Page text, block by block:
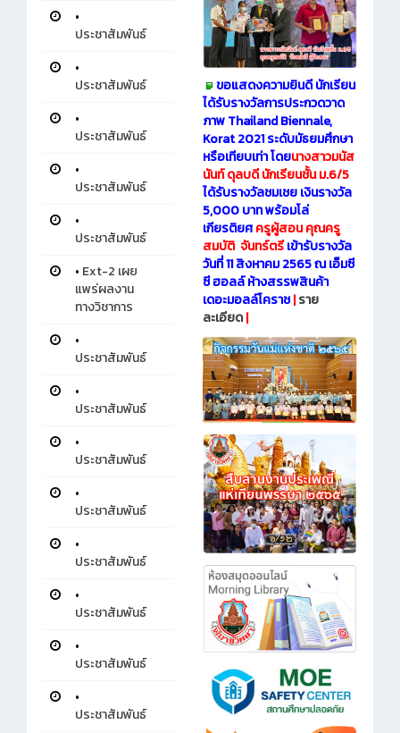
•
ประชาสัมพันธ์
•
ประชาสัมพันธ์
•
ประชาสัมพันธ์
•
ประชาสัมพันธ์
•
ประชาสัมพันธ์
• Ext-2 เผย
แพร่ผลงาน
ทางวิชาการ
•
ประชาสัมพันธ์
•
ประชาสัมพันธ์
•
ประชาสัมพันธ์
•
ประชาสัมพันธ์
•
ประชาสัมพันธ์
•
ประชาสัมพันธ์
•
ประชาสัมพันธ์
•
ประชาสัมพันธ์
ขอแสดงความยินดี นักเรียน
ได้รับรางวัลการประกวดวาด
ภาพ Thailand Biennale,
Korat 2021 ระดับมัธยมศึกษา
หรือเทียบเท่า โดยนางสาวมนัส
นันท์ ดุลบดี นักเรียนชั้น ม.6/5
ได้รับรางวัลชมเชย เงินรางวัล
5,000 บาท พร้อมโล่
เกียรติยศครูผู้สอน คุณครู
สมบัติ จันทร์ตรีเข้ารับรางวัล
วันที่ 11 สิงหาคม 2565 ณ เอ็มซี
ซี ฮอลล์ ห้างสรรพสินค้า
เดอะมอลล์โคราช|ราย
ละเอียด|